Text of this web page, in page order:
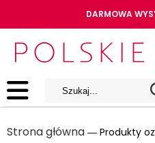
DARMOWA
Strona główna ― Produkty